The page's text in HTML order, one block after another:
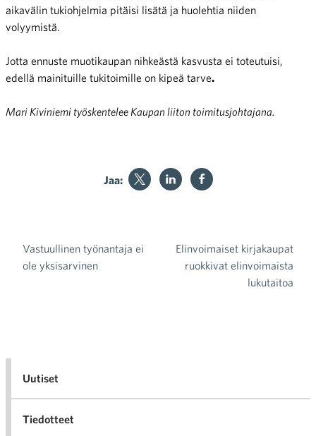
aikavälin tukiohjelmia pitäisi lisätä ja huolehtia niiden
volyymistä.
Jotta ennuste muotikaupan nihkeästä kasvusta ei toteutuisi,
edellä mainituille tukitoimille on kipeä tarve.
Mari Kiviniemi työskentelee Kaupan liiton toimitusjohtajana.
Jaa:
Artikkelien selaus
Vastuullinen työnantaja ei
ole yksisarvinen
Elinvoimaiset kirjakaupat
ruokkivat elinvoimaista
lukutaitoa
Uutiset
Tiedotteet